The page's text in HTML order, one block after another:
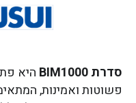
סדרת BIM1000
היא
פשוטות ואמינות,